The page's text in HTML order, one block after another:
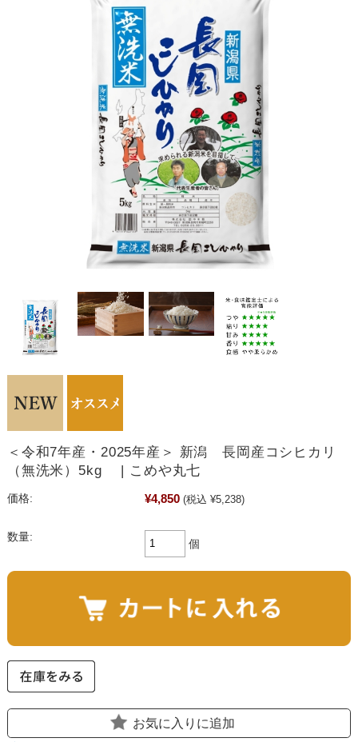
＜令和7年産・2025年産＞ 新潟 長岡産コシヒカリ
（無洗米）5kg | こめや丸七
価格: ¥4,850 (税込 ¥5,238)
数量:
個
お気に入りに追加